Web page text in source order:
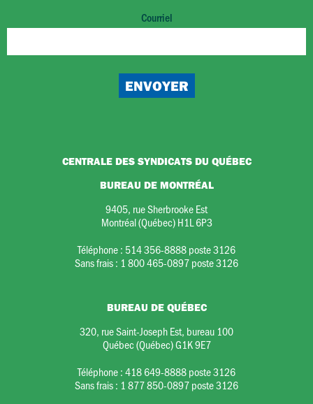
Courriel
CENTRALE DES SYNDICATS DU QUÉBEC
BUREAU DE MONTRÉAL
9405, rue Sherbrooke Est
Montréal (Québec) H1L 6P3
Téléphone : 514 356-8888 poste 3126
Sans frais : 1 800 465-0897 poste 3126
BUREAU DE QUÉBEC
320, rue Saint-Joseph Est, bureau 100
Québec (Québec) G1K 9E7
Téléphone :418 649-8888 poste 3126
Sans frais : 1 877 850-0897 poste 3126